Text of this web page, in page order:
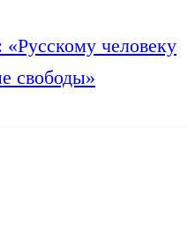
человеку
свободы»